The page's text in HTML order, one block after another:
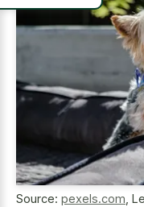
Source: pexels.com